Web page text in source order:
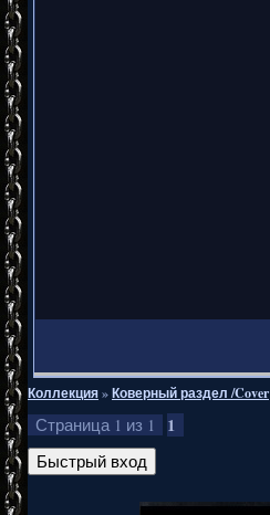
Коллекция»Коверный раздел /Cover
Страница 1 из 1 1